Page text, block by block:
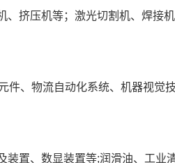
、挤压机等；激光切割机、焊接
件、物流自动化系统、机器视觉
置、数显装置等;润滑油、工业